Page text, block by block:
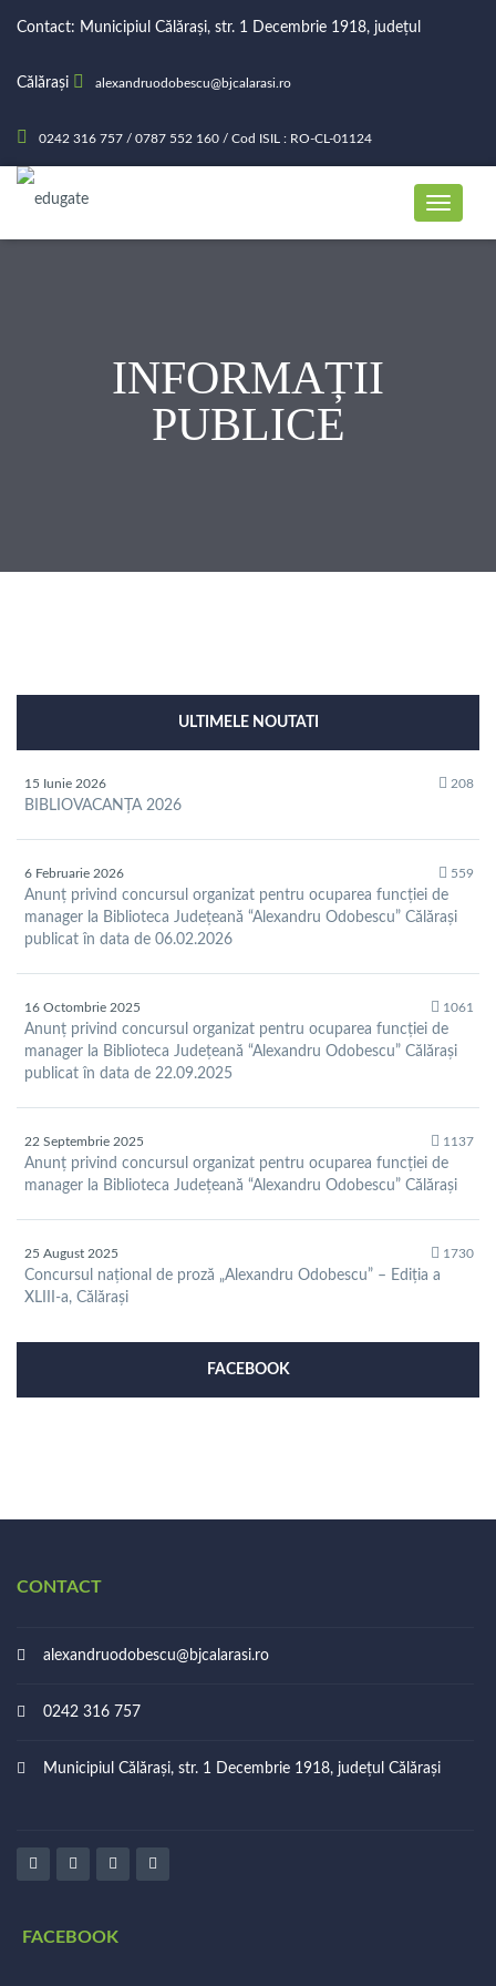
Contact: Municipiul Călărași, str. 1 Decembrie 1918, județul
Călărași alexandruodobescu@bjcalarasi.ro
0242 316 757 / 0787 552 160 / Cod ISIL : RO-CL-01124
INFORMAȚII
PUBLICE
ULTIMELE NOUTATI
15 Iunie 2026 208
BIBLIOVACANȚA 2026
6 Februarie 2026 559
Anunț privind concursul organizat pentru ocuparea funcției de
manager la Biblioteca Județeană “Alexandru Odobescu” Călărași
publicat în data de 06.02.2026
16 Octombrie 2025 1061
Anunț privind concursul organizat pentru ocuparea funcției de
manager la Biblioteca Județeană “Alexandru Odobescu” Călărași
publicat în data de 22.09.2025
22 Septembrie 2025 1137
Anunț privind concursul organizat pentru ocuparea funcției de
manager la Biblioteca Județeană “Alexandru Odobescu” Călărași
25 August 2025 1730
Concursul național de proză „Alexandru Odobescu” – Ediția a
XLIII-a, Călărași
FACEBOOK
CONTACT
alexandruodobescu@bjcalarasi.ro
0242 316 757
Municipiul Călărași, str. 1 Decembrie 1918, județul Călărași
FACEBOOK